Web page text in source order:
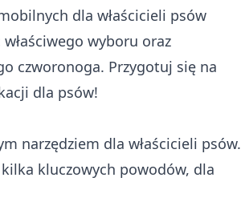
dla właścicieli psów
wyboru oraz
czworonoga. Przygotuj się na
dla psów!
narzędziem dla właścicieli psów.
kluczowych powodów, dla